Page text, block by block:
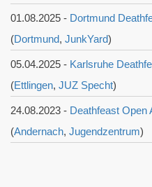
01.08.2025 - Dortmund
(Dortmund, JunkYard)
05.04.2025 - Karlsruhe
(Ettlingen, JUZ Specht)
24.08.2023 - Deathfeast Open
(Andernach, Jugendzentrum)